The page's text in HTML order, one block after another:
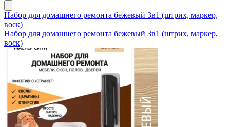
Набор для домашнего ремонта бежевый 3в1 (штрих, маркер,
воск)
Набор для домашнего ремонта бежевый 3в1 (штрих, маркер,
воск)